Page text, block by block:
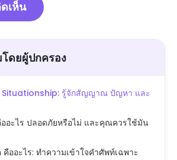
ดยผู้ปกครอง
Situationship: รู้จักสัญญาณ ปัญหา และ
อะไร ปลอดภัยหรือไม่ และคุณควรใช้มัน
ออะไร: ทำความเข้าใจคำศัพท์เฉพาะ